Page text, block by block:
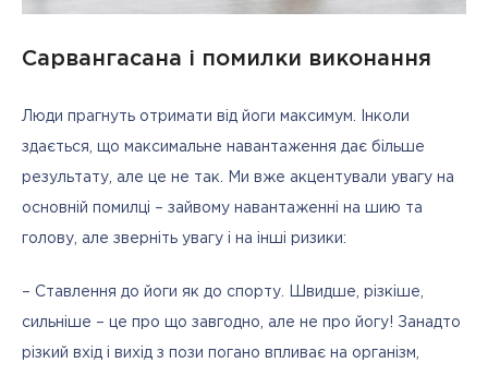
Сарвангасана і помилки виконання
Люди прагнуть отримати від йоги максимум. Інколи
здається, що максимальне навантаження дає більше
результату, але це не так. Ми вже акцентували увагу на
основній помилці – зайвому навантаженні на шию та
голову, але зверніть увагу і на інші ризики:
– Ставлення до йоги як до спорту. Швидше, різкіше,
сильніше – це про що завгодно, але не про йогу! Занадто
різкий вхід і вихід з пози погано впливає на організм,